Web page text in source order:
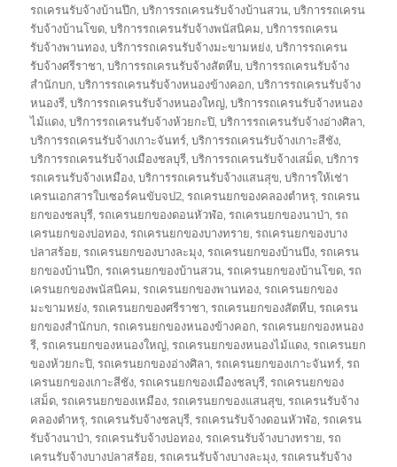
รถเครนรับจ้างบ้านปึก,บริการรถเครนรับจ้างบ้านสวน,บริการรถเครน
รับจ้างบ้านโขด,บริการรถเครนรับจ้างพนัสนิคม,บริการรถเครน
รับจ้างพานทอง,บริการรถเครนรับจ้างมะขามหย่ง,บริการรถเครน
รับจ้างศรีราชา,บริการรถเครนรับจ้างสัตหีบ,บริการรถเครนรับจ้าง
สำนักบก,บริการรถเครนรับจ้างหนองข้างคอก,บริการรถเครนรับจ้าง
หนองรี,บริการรถเครนรับจ้างหนองใหญ่,บริการรถเครนรับจ้างหนอง
ไม้แดง,บริการรถเครนรับจ้างห้วยกะปิ,บริการรถเครนรับจ้างอ่างศิลา,
บริการรถเครนรับจ้างเกาะจันทร์,บริการรถเครนรับจ้างเกาะสีชัง,
บริการรถเครนรับจ้างเมืองชลบุรี,บริการรถเครนรับจ้างเสม็ด,บริการ
รถเครนรับจ้างเหมือง,บริการรถเครนรับจ้างแสนสุข,บริการให้เช่า
เครนเอกสารใบเซอร์คนขับจป2,รถเครนยกของคลองตำหรุ,รถเครน
ยกของชลบุรี,รถเครนยกของดอนหัวฬ่อ,รถเครนยกของนาป่า,รถ
เครนยกของบ่อทอง,รถเครนยกของบางทราย,รถเครนยกของบาง
ปลาสร้อย,รถเครนยกของบางละมุง,รถเครนยกของบ้านบึง,รถเครน
ยกของบ้านปึก,รถเครนยกของบ้านสวน,รถเครนยกของบ้านโขด,รถ
เครนยกของพนัสนิคม,รถเครนยกของพานทอง,รถเครนยกของ
มะขามหย่ง,รถเครนยกของศรีราชา,รถเครนยกของสัตหีบ,รถเครน
ยกของสำนักบก,รถเครนยกของหนองข้างคอก,รถเครนยกของหนอง
รี,รถเครนยกของหนองใหญ่,รถเครนยกของหนองไม้แดง,รถเครนยก
ของห้วยกะปิ,รถเครนยกของอ่างศิลา,รถเครนยกของเกาะจันทร์,รถ
เครนยกของเกาะสีชัง,รถเครนยกของเมืองชลบุรี,รถเครนยกของ
เสม็ด,รถเครนยกของเหมือง,รถเครนยกของแสนสุข,รถเครนรับจ้าง
คลองตำหรุ,รถเครนรับจ้างชลบุรี,รถเครนรับจ้างดอนหัวฬ่อ,รถเครน
รับจ้างนาป่า,รถเครนรับจ้างบ่อทอง,รถเครนรับจ้างบางทราย,รถ
เครนรับจ้างบางปลาสร้อย,รถเครนรับจ้างบางละมุง,รถเครนรับจ้าง